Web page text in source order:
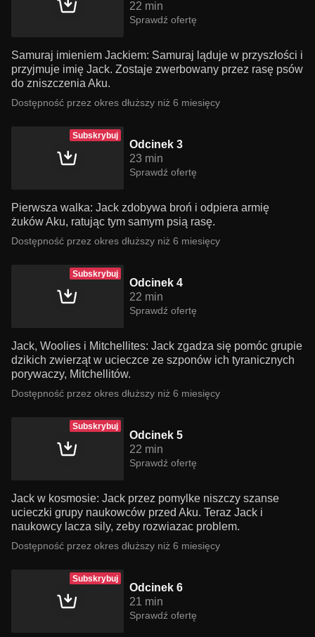
22 min
Sprawdź ofertę
Samuraj imieniem Jackiem: Samuraj ląduje w przyszłości i
przyjmuje imię Jack. Zostaje zwerbowany przez rasę psów
do zniszczenia Aku.
Dostępność przez okres dłuższy niż 6 miesięcy
Subskrybuj
Odcinek 3
23 min
Sprawdź ofertę
Pierwsza walka: Jack zdobywa broń i odpiera armię
żuków Aku, ratując tym samym psią rasę.
Dostępność przez okres dłuższy niż 6 miesięcy
Subskrybuj
Odcinek 4
22 min
Sprawdź ofertę
Jack, Woolies i Mitchellites: Jack zgadza się pomóc grupie
dzikich zwierząt w ucieczce ze szponów ich tyranicznych
porywaczy, Mitchellitów.
Dostępność przez okres dłuższy niż 6 miesięcy
Subskrybuj
Odcinek 5
22 min
Sprawdź ofertę
Jack w kosmosie: Jack przez pomylke niszczy szanse
ucieczki grupy naukowców przed Aku. Teraz Jack i
naukowcy lacza sily, zeby rozwiazac problem.
Dostępność przez okres dłuższy niż 6 miesięcy
Subskrybuj
Odcinek 6
21 min
Sprawdź ofertę